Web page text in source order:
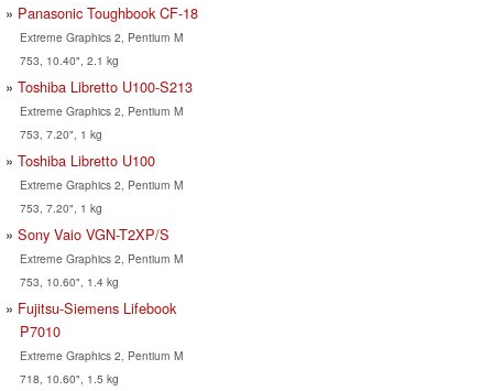
Panasonic Toughbook CF-18
Extreme Graphics 2, Pentium M
753, 10.40", 2.1 kg
Toshiba Libretto U100-S213
Extreme Graphics 2, Pentium M
753, 7.20", 1 kg
Toshiba Libretto U100
Extreme Graphics 2, Pentium M
753, 7.20", 1 kg
Sony Vaio VGN-T2XP/S
Extreme Graphics 2, Pentium M
753, 10.60", 1.4 kg
Fujitsu-Siemens Lifebook
P7010
Extreme Graphics 2, Pentium M
718, 10.60", 1.5 kg